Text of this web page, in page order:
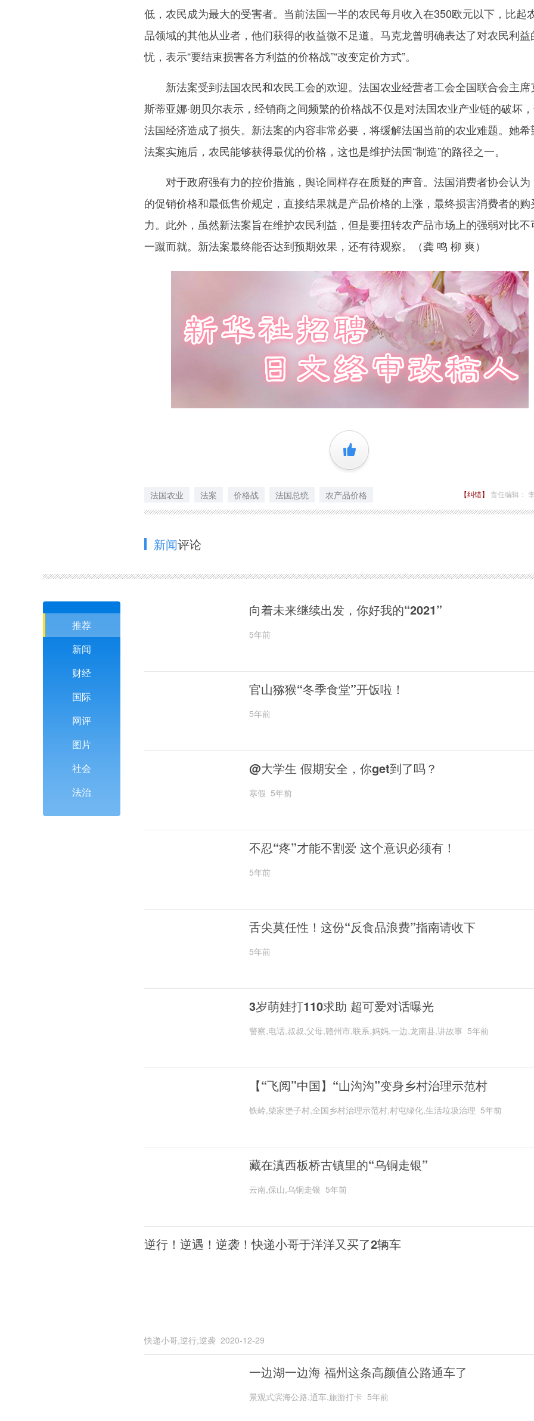
低，农民成为最大的受害者。当前法国一半的农民每月收入在350欧元以下，比起
品领域的其他从业者，他们获得的收益微不足道。马克龙曾明确表达了对农民利益
忧，表示“要结束损害各方利益的价格战”“改变定价方式”。
新法案受到法国农民和农民工会的欢迎。法国农业经营者工会全国联合会主席
斯蒂亚娜·朗贝尔表示，经销商之间频繁的价格战不仅是对法国农业产业链的破坏
法国经济造成了损失。新法案的内容非常必要，将缓解法国当前的农业难题。她希
法案实施后，农民能够获得最优的价格，这也是维护法国“制造”的路径之一。
对于政府强有力的控价措施，舆论同样存在质疑的声音。法国消费者协会认为
的促销价格和最低售价规定，直接结果就是产品价格的上涨，最终损害消费者的购
力。此外，虽然新法案旨在维护农民利益，但是要扭转农产品市场上的强弱对比不
一蹴而就。新法案最终能否达到预期效果，还有待观察。（龚 鸣 柳 爽）
+1
法国农业 法案 价格战 法国总统 农产品价格 【纠错】 责任编辑：
新闻评论
推荐
新闻
财经
国际
网评
图片
社会
法治
向着未来继续出发，你好我的“2021”
5年前
官山猕猴“冬季食堂”开饭啦！
5年前
@大学生 假期安全，你get到了吗？
寒假 5年前
不忍“疼”才能不割爱 这个意识必须有！
5年前
舌尖莫任性！这份“反食品浪费”指南请收下
5年前
3岁萌娃打110求助 超可爱对话曝光
警察,电话,叔叔,父母,赣州市,联系,妈妈,一边,龙南县,讲故事 5年前
【“飞阅”中国】“山沟沟”变身乡村治理示范村
铁岭,柴家堡子村,全国乡村治理示范村,村屯绿化,生活垃圾治理 5年前
藏在滇西板桥古镇里的“乌铜走银”
云南,保山,乌铜走银 5年前
逆行！逆遇！逆袭！快递小哥于洋洋又买了2辆车
快递小哥,逆行,逆袭 2020-12-29
一边湖一边海 福州这条高颜值公路通车了
景观式滨海公路,通车,旅游打卡 5年前